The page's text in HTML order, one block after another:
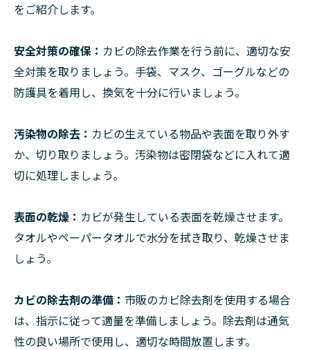
をご紹介します。
安全対策の確保： カビの除去作業を行う前に、適切な安
全対策を取りましょう。手袋、マスク、ゴーグルなどの
防護具を着用し、換気を十分に行いましょう。
汚染物の除去： カビの生えている物品や表面を取り外す
か、切り取りましょう。汚染物は密閉袋などに入れて適
切に処理しましょう。
表面の乾燥： カビが発生している表面を乾燥させます。
タオルやペーパータオルで水分を拭き取り、乾燥させま
しょう。
カビの除去剤の準備： 市販のカビ除去剤を使用する場合
は、指示に従って適量を準備しましょう。除去剤は通気
性の良い場所で使用し、適切な時間放置します。